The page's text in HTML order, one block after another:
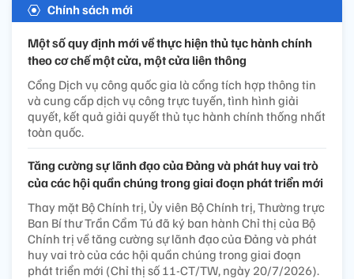
Chính sách mới
Một số quy định mới về thực hiện thủ tục hành chính
theo cơ chế một cửa, một cửa liên thông
Cổng Dịch vụ công quốc gia là cổng tích hợp thông tin
và cung cấp dịch vụ công trực tuyến, tình hình giải
quyết, kết quả giải quyết thủ tục hành chính thống nhất
toàn quốc.
Tăng cường sự lãnh đạo của Đảng và phát huy vai trò
của các hội quần chúng trong giai đoạn phát triển mới
Thay mặt Bộ Chính trị, Ủy viên Bộ Chính trị, Thường trực
Ban Bí thư Trần Cẩm Tú đã ký ban hành Chỉ thị của Bộ
Chính trị về tăng cường sự lãnh đạo của Đảng và phát
huy vai trò của các hội quần chúng trong giai đoạn
phát triển mới (Chỉ thị số 11-CT/TW, ngày 20/7/2026).